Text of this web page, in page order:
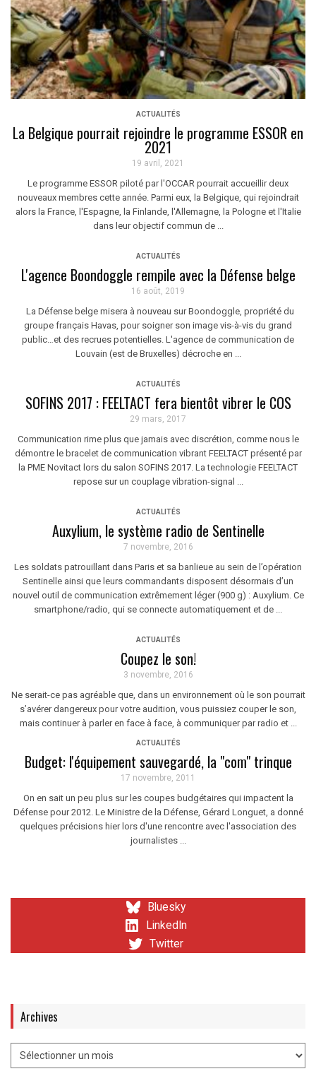
ACTUALITÉS
La Belgique pourrait rejoindre le programme ESSOR en
2021
19 avril, 2021
Le programme ESSOR piloté par l'OCCAR pourrait accueillir deux
nouveaux membres cette année. Parmi eux, la Belgique, qui rejoindrait
alors la France, l'Espagne, la Finlande, l'Allemagne, la Pologne et l'Italie
dans leur objectif commun de ...
ACTUALITÉS
L'agence Boondoggle rempile avec la Défense belge
16 août, 2019
La Défense belge misera à nouveau sur Boondoggle, propriété du
groupe français Havas, pour soigner son image vis-à-vis du grand
public…et des recrues potentielles. L'agence de communication de
Louvain (est de Bruxelles) décroche en ...
ACTUALITÉS
SOFINS 2017 : FEELTACT fera bientôt vibrer le COS
29 mars, 2017
Communication rime plus que jamais avec discrétion, comme nous le
démontre le bracelet de communication vibrant FEELTACT présenté par
la PME Novitact lors du salon SOFINS 2017. La technologie FEELTACT
repose sur un couplage vibration-signal ...
ACTUALITÉS
Auxylium, le système radio de Sentinelle
7 novembre, 2016
Les soldats patrouillant dans Paris et sa banlieue au sein de l’opération
Sentinelle ainsi que leurs commandants disposent désormais d’un
nouvel outil de communication extrêmement léger (900 g) : Auxylium. Ce
smartphone/radio, qui se connecte automatiquement et de ...
ACTUALITÉS
Coupez le son!
3 novembre, 2016
Ne serait-ce pas agréable que, dans un environnement où le son pourrait
s’avérer dangereux pour votre audition, vous puissiez couper le son,
mais continuer à parler en face à face, à communiquer par radio et ...
ACTUALITÉS
Budget: l'équipement sauvegardé, la "com" trinque
17 novembre, 2011
On en sait un peu plus sur les coupes budgétaires qui impactent la
Défense pour 2012. Le Ministre de la Défense, Gérard Longuet, a donné
quelques précisions hier lors d'une rencontre avec l'association des
journalistes ...
Bluesky
LinkedIn
Twitter
Archives